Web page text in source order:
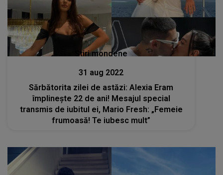
Stiri mondene
31 aug 2022
Sărbătorita zilei de astăzi: Alexia Eram
împlinește 22 de ani! Mesajul special
transmis de iubitul ei, Mario Fresh: „Femeie
frumoasă! Te iubesc mult”